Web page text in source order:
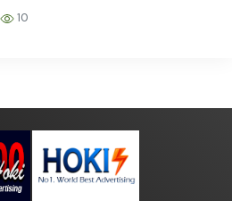
10